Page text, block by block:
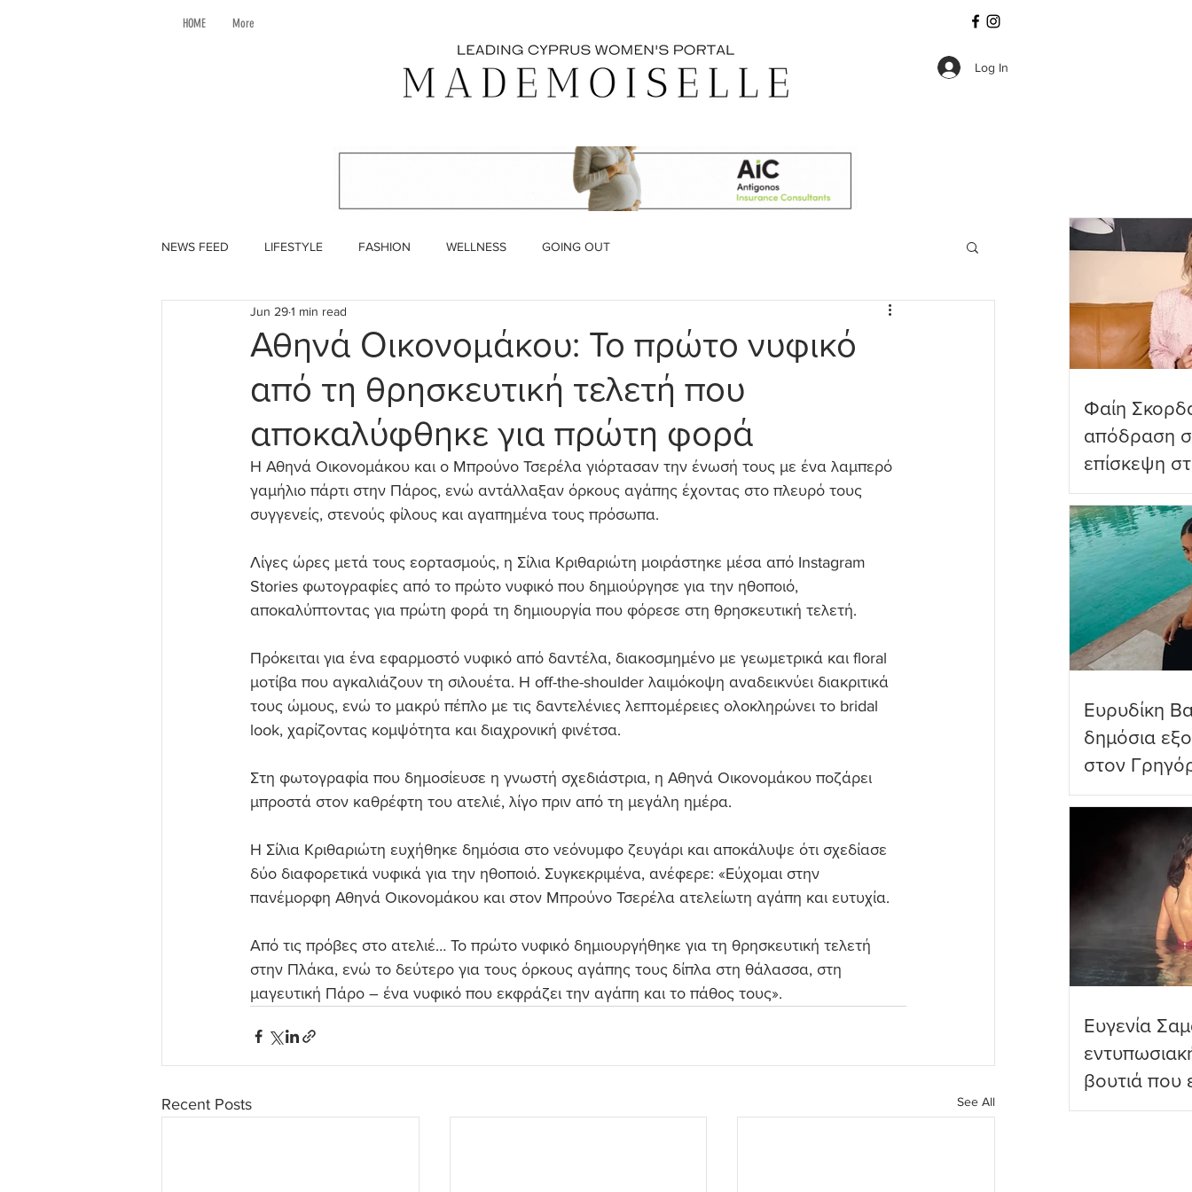
HOME More
Log In
NEWS FEED LIFESTYLE FASHION WELLNESS GOING OUT
Αθηνά Οικονομάκου: Το πρώτο νυφικό
από τη θρησκευτική τελετή που
αποκαλύφθηκε για πρώτη φορά
Jun 291 min read
Η Αθηνά Οικονομάκου και ο Μπρούνο Τσερέλα γιόρτασαν την ένωσή τους με ένα λαμπερό
γαμήλιο πάρτι στην Πάρος, ενώ αντάλλαξαν όρκους αγάπης έχοντας στο πλευρό τους
συγγενείς, στενούς φίλους και αγαπημένα τους πρόσωπα.
Λίγες ώρες μετά τους εορτασμούς, η Σίλια Κριθαριώτη μοιράστηκε μέσα από Instagram
Stories φωτογραφίες από το πρώτο νυφικό που δημιούργησε για την ηθοποιό,
αποκαλύπτοντας για πρώτη φορά τη δημιουργία που φόρεσε στη θρησκευτική τελετή.
Πρόκειται για ένα εφαρμοστό νυφικό από δαντέλα, διακοσμημένο με γεωμετρικά και floral
μοτίβα που αγκαλιάζουν τη σιλουέτα. Η off-the-shoulder λαιμόκοψη αναδεικνύει διακριτικά
τους ώμους, ενώ το μακρύ πέπλο με τις δαντελένιες λεπτομέρειες ολοκληρώνει το bridal
look, χαρίζοντας κομψότητα και διαχρονική φινέτσα.
Στη φωτογραφία που δημοσίευσε η γνωστή σχεδιάστρια, η Αθηνά Οικονομάκου ποζάρει
μπροστά στον καθρέφτη του ατελιέ, λίγο πριν από τη μεγάλη ημέρα.
Η Σίλια Κριθαριώτη ευχήθηκε δημόσια στο νεόνυμφο ζευγάρι και αποκάλυψε ότι σχεδίασε
δύο διαφορετικά νυφικά για την ηθοποιό. Συγκεκριμένα, ανέφερε: «Εύχομαι στην
πανέμορφη Αθηνά Οικονομάκου και στον Μπρούνο Τσερέλα ατελείωτη αγάπη και ευτυχία.
Από τις πρόβες στο ατελιέ… Το πρώτο νυφικό δημιουργήθηκε για τη θρησκευτική τελετή
στην Πλάκα, ενώ το δεύτερο για τους όρκους αγάπης τους δίπλα στη θάλασσα, στη
μαγευτική Πάρο – ένα νυφικό που εκφράζει την αγάπη και το πάθος τους».
Recent Posts See All
Φαίη
απόδραση
επίσκεψη
Πανορμίτη
Ευρυδίκη
δημόσια
στον
όνειρα
Ευγενία
βουτιά που